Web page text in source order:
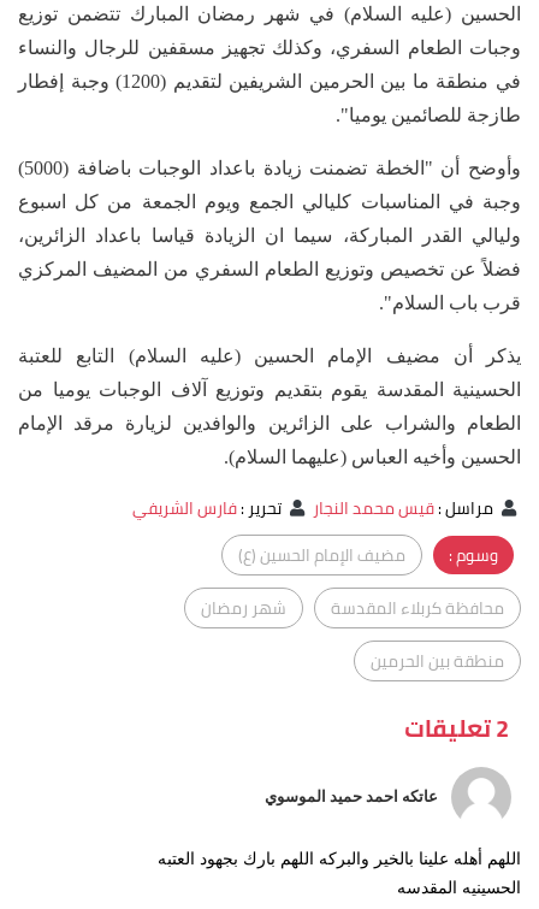
الحسين (عليه السلام) في شهر رمضان المبارك تتضمن توزيع
وجبات الطعام السفري، وكذلك تجهيز مسقفين للرجال والنساء
في منطقة ما بين الحرمين الشريفين لتقديم (1200) وجبة إفطار
طازجة للصائمين يوميا".
وأوضح أن "الخطة تضمنت زيادة باعداد الوجبات باضافة (5000)
وجبة في المناسبات كليالي الجمع ويوم الجمعة من كل اسبوع
وليالي القدر المباركة، سيما ان الزيادة قياسا باعداد الزائرين،
فضلاً عن تخصيص وتوزيع الطعام السفري من المضيف المركزي
قرب باب السلام".
يذكر أن مضيف الإمام الحسين (عليه السلام) التابع للعتبة
الحسينية المقدسة يقوم بتقديم وتوزيع آلاف الوجبات يوميا من
الطعام والشراب على الزائرين والوافدين لزيارة مرقد الإمام
الحسين وأخيه العباس (عليهما السلام).
مراسل:قيس محمد النجار تحرير:فارس الشريفي
وسوم :
مضيف الإمام الحسين (ع)
محافظة كربلاء المقدسة
شهر رمضان
منطقة بين الحرمين
2 تعليقات
عاتكه احمد حميد الموسوي
اللهم أهله علينا بالخير والبركه اللهم بارك بجهود العتبه
الحسينيه المقدسه